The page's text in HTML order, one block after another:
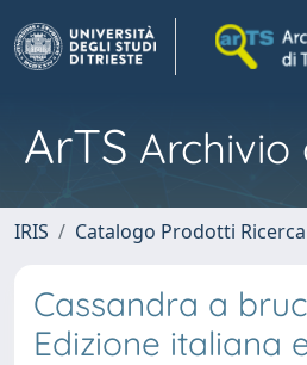
ArTS Archivio
IRIS Catalogo Prodotti Ricerca
Cassandra a
Edizione italiana